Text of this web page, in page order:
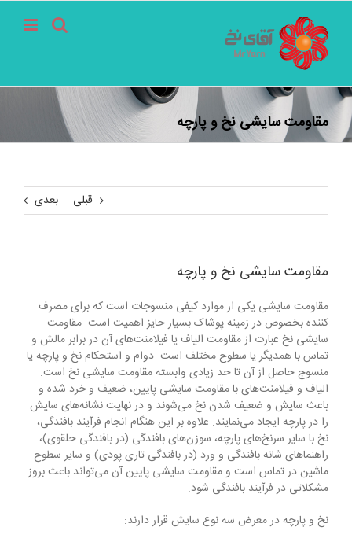
رفتن
محتوا
مقاومت سایشی نخ و پارچه
قبلی بعدی
مقاومت سایشی نخ و پارچه
مقاومت سایشی یکی از موارد کیفی منسوجات است که برای مصرف
کننده بخصوص در زمینه پوشاک بسیار حایز اهمیت است. مقاومت
سایشی نخ عبارت از مقاومت الیاف یا فیلامنت‌های آن در برابر مالش و
تماس با همدیگر یا سطوح مختلف است. دوام و استحکام نخ و پارچه یا
منسوج حاصل از آن تا حد زیادی وابسته مقاومت سایشی نخ است.
الیاف و فیلامنت‌های با مقاومت سایشی پایین، ضعیف و خرد شده و
باعث سایش و ضعیف شدن نخ می‌شوند و در نهایت نشانه‌های سایش
را در پارچه ایجاد می‌نمایند. علاوه بر این هنگام انجام فرآیند بافندگی،
نخ با سایر سرنخ‌های پارچه، سوزن‌های بافندگی (در بافندگی حلقوی)،
راهنماهای شانه بافندگی و ورد (در بافندگی تاری پودی) و سایر سطوح
ماشین‌ در تماس است و مقاومت سایشی پایین آن می‌تواند باعث بروز
مشکلاتی در فرآیند بافندگی شود.
نخ و پارچه در معرض سه نوع سایش قرار دارند: